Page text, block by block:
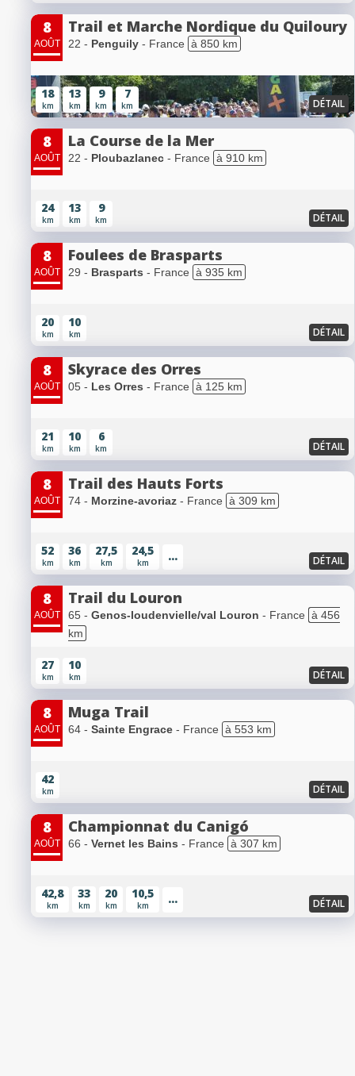
8
AOÛT
Trail et Marche Nordique du Quiloury
22 - Penguily - France à 850 km
18
km
13
km
9
km
7
km DÉTAIL
8
AOÛT
La Course de la Mer
22 - Ploubazlanec - France à 910 km
24
km
13
km
9
km DÉTAIL
8
AOÛT
Foulees de Brasparts
29 - Brasparts - France à 935 km
20
km
10
km DÉTAIL
8
AOÛT
Skyrace des Orres
05 - Les Orres - France à 125 km
21
km
10
km
6
km DÉTAIL
8
AOÛT
Trail des Hauts Forts
74 - Morzine-avoriaz - France à 309 km
52
km
36
km
27,5
km
24,5
km ... DÉTAIL
8
AOÛT
Trail du Louron
65 - Genos-loudenvielle/val Louron - France à 456
km
27
km
10
km DÉTAIL
8
AOÛT
Muga Trail
64 - Sainte Engrace - France à 553 km
42
km DÉTAIL
8
AOÛT
Championnat du Canigó
66 - Vernet les Bains - France à 307 km
42,8
km
33
km
20
km
10,5
km ... DÉTAIL